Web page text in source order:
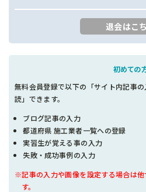
退会はこ
初めての
無料会員登録で以下の「サイト内記事
読」できます。
ブログ記事の入力
都道府県 施工業者一覧への登録
実習生が覚える事の入力
失敗・成功事例の入力
※記事の入力や画像を設定する場合は
す。